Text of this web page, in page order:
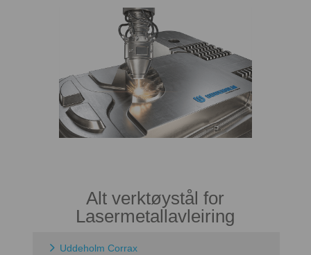
Alt verktøystål for
Lasermetallavleiring
Uddeholm Corrax